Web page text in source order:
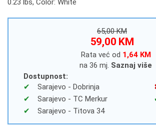
0.23 lbs, Color: White
65,00 KM
59,00 KM
Rata već od 1,64 KM
na 36 mj. Saznaj više
Dostupnost:
Sarajevo - Dobrinja
Sarajevo - TC Merkur
Sarajevo - Titova 34